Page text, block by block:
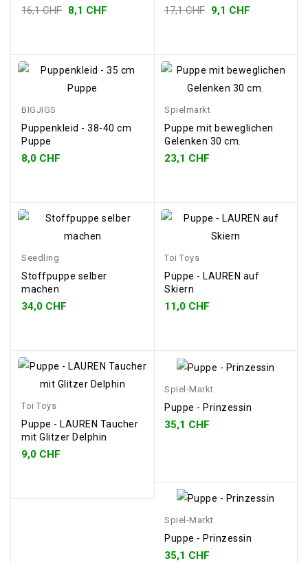
16,1 CHF 8,1 CHF 17,1 CHF 9,1 CHF
BIGJIGS
Puppenkleid - 38-40 cm
Puppe
8,0 CHF
Spielmarkt
Puppe mit beweglichen
Gelenken 30 cm.
23,1 CHF
Seedling
Stoffpuppe selber
machen
34,0 CHF
Toi Toys
Puppe - LAUREN auf
Skiern
11,0 CHF
Toi Toys
Puppe - LAUREN Taucher
mit Glitzer Delphin
9,0 CHF
Spiel-Markt
Puppe - Prinzessin
35,1 CHF
Spiel-Markt
Puppe - Prinzessin
35,1 CHF